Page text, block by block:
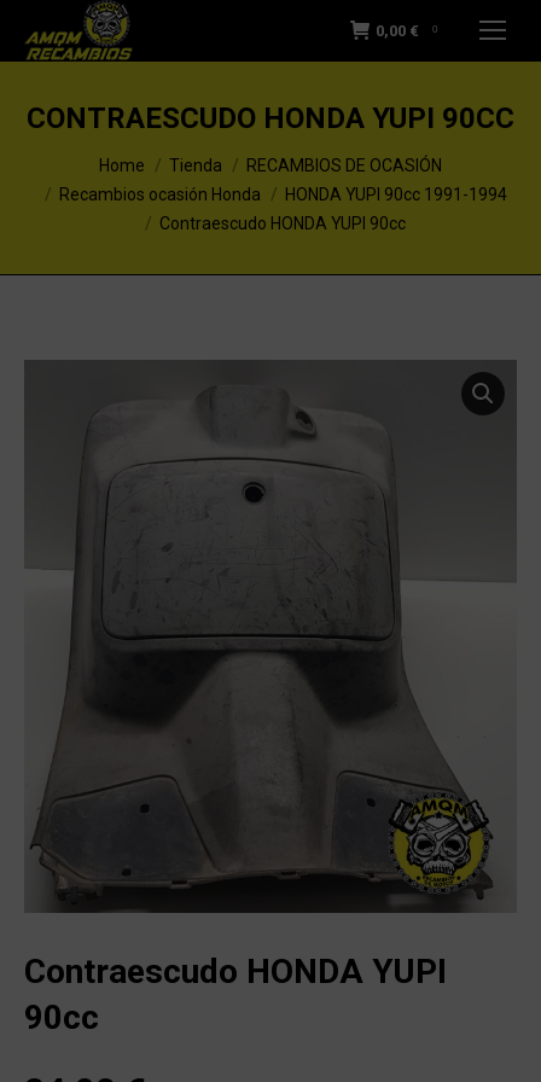
0,00 € 0
CONTRAESCUDO HONDA YUPI 90CC
You are here:Home Tienda
RECAMBIOS DE OCASIÓN
Recambios ocasión Honda
HONDA YUPI 90cc 1991-1994
Contraescudo HONDA YUPI 90cc
Contraescudo HONDA YUPI
90cc